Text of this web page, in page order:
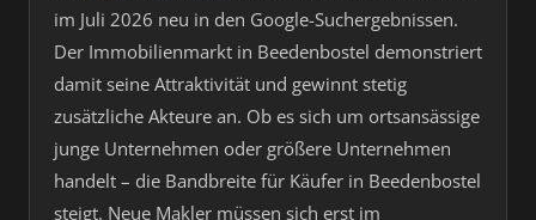
im Juli 2026 neu in den Google-Suchergebnissen.
Der Immobilienmarkt in Beedenbostel demonstriert
damit seine Attraktivität und gewinnt stetig
zusätzliche Akteure an. Ob es sich um ortsansässige
junge Unternehmen oder größere Unternehmen
handelt – die Bandbreite für Käufer in Beedenbostel
steigt. Neue Makler müssen sich erst im